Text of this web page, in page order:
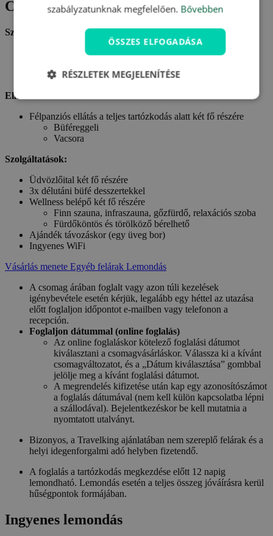
Csomagtartalom
Szállás:
Szállás két fő részére egy szabadon választott szobában a
szállodában
Ellátás:
Félpanziós ellátás a teljes tartózkodás alatt két fő részére
Büféreggeli
Vacsora
Szolgáltatások:
Üdvözlőital két fő részére
3x délutáni büfé desszertekkel
Wellness belépő két fő részére
Finn szauna, infraszauna, gőzfürdő, relaxációs szoba
Fürdőköntös és törölköző bérelhető
Ajándék távozáskor (egy üveg bor)
Ingyenes WiFi
Vásárlás menete Egyéb felárak Lemondás
A csomag árában foglalt vagy azon túli kezelések
igénybevétele esetén kérjük, legalább egy héttel az utazása
előtt foglaljon időpontot e-mailben vagy telefonon a
recepción.
Foglaljon dátummal (online foglalás)
Az online foglaláskor kötelező foglalási dátumot
kiválasztani a csomagvásárláskor. Válassza ki a kívánt
csomagváltozatot, és a „Dátum kiválasztása” gombbal
jelölje meg a kívánt foglalási dátumot.
A megrendelés kifizetése után kap egy azonosítószámot
a foglalás dátumával (nem kell külön kapcsolatba lépni
a szállodával). Bejelentkezéskor be kell mutatnia a
nyomtatott utalványt.
Bizonyos, a Travelking ajánlatában nem szereplő felárak és a
helyi idegenforgalmi adó helyben fizetendő.
A foglalás a tartózkodás megkezdése előtt 12 napig
lemondható. Lemondás esetén a teljes összeg jóváírásra kerül
hűségpontok formájában.
Ingyenes lemondás
szabályzatunknak megfelelően. Bővebben
ÖSSZES ELFOGADÁSA
RÉSZLETEK MEGJELENÍTÉSE